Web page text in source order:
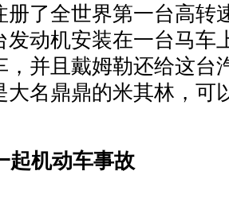
册了全世界第一台高转
发动机安装在一台马车
，并且戴姆勒还给这台
大名鼎鼎的米其林，可
机动车事故